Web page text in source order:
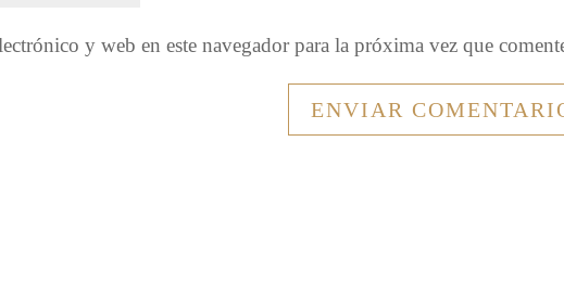
y web en este navegador para la próxima vez que